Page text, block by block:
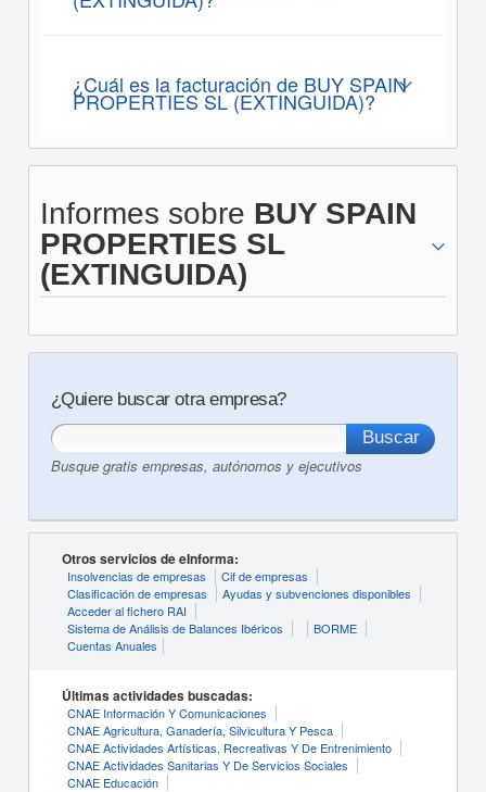
¿Cuál es la facturación de BUY SPAIN
PROPERTIES SL (EXTINGUIDA)?
Informes sobre BUY SPAIN
PROPERTIES SL
(EXTINGUIDA)
¿Quiere buscar otra empresa?
Busque gratis empresas, autónomos y ejecutivos
Otros servicios de eInforma:
Insolvencias de empresas
Cif de empresas
Clasificación de empresas
Ayudas y subvenciones disponibles
Acceder al fichero RAI
Sistema de Análisis de Balances Ibéricos
BORME
Cuentas Anuales
Últimas actividades buscadas:
CNAE Información Y Comunicaciones
CNAE Agricultura, Ganadería, Silvicultura Y Pesca
CNAE Actividades Artísticas, Recreativas Y De Entrenimiento
CNAE Actividades Sanitarias Y De Servicios Sociales
CNAE Educación